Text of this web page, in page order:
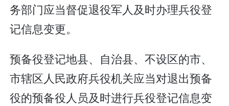
务部门应当督促退役军人及时办理兵役登
记信息变更。
预备役登记地县、自治县、不设区的市、
市辖区人民政府兵役机关应当对退出预备
役的预备役人员及时进行兵役登记信息变